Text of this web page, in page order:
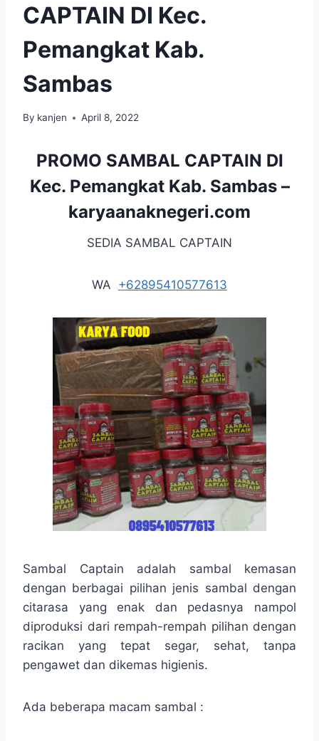
CAPTAIN DI Kec.
Pemangkat Kab.
Sambas
By kanjen April 8, 2022
PROMO SAMBAL CAPTAIN DI
Kec. Pemangkat Kab. Sambas –
karyaanaknegeri.com
SEDIA SAMBAL CAPTAIN
WA +62895410577613
Sambal Captain adalah sambal kemasan
dengan berbagai pilihan jenis sambal dengan
citarasa yang enak dan pedasnya nampol
diproduksi dari rempah-rempah pilihan dengan
racikan yang tepat segar, sehat, tanpa
pengawet dan dikemas higienis.
Ada beberapa macam sambal :